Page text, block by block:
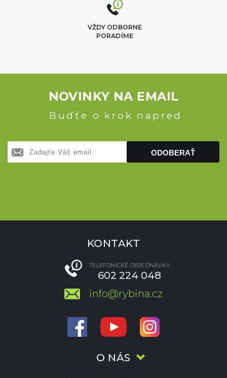
VŽDY ODBORNE
PORADÍME
NOVINKY NA EMAIL
Buďťe o krok napred
ODOBERAŤ
O NÁS
KONTAKT
TELEFONICKÉ OBJEDNÁVKY
602 224 048
info@rybina.cz